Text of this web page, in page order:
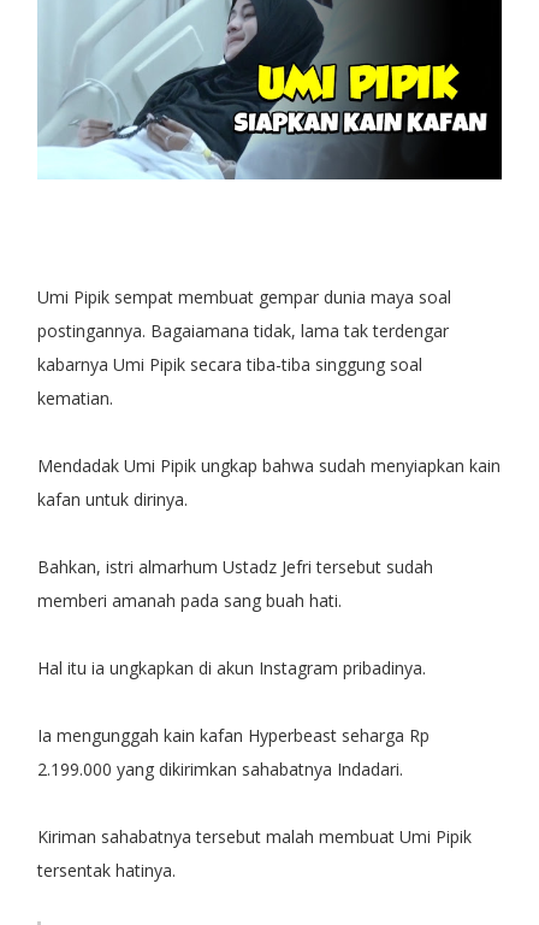
Umi Pipik sempat membuat gempar dunia maya soal
postingannya. Bagaiamana tidak, lama tak terdengar
kabarnya Umi Pipik secara tiba-tiba singgung soal
kematian.
Mendadak Umi Pipik ungkap bahwa sudah menyiapkan kain
kafan untuk dirinya.
Bahkan, istri almarhum Ustadz Jefri tersebut sudah
memberi amanah pada sang buah hati.
Hal itu ia ungkapkan di akun Instagram pribadinya.
Ia mengunggah kain kafan Hyperbeast seharga Rp
2.199.000 yang dikirimkan sahabatnya Indadari.
Kiriman sahabatnya tersebut malah membuat Umi Pipik
tersentak hatinya.